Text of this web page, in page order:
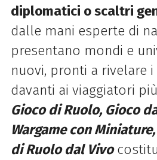
diplomatici o scaltri
dalle mani esperte di
presentano mondi e
nuovi, pronti a rivelare
davanti ai viaggiatori
Gioco di Ruolo, Gioco
Wargame con
di Ruolo dal Vivo